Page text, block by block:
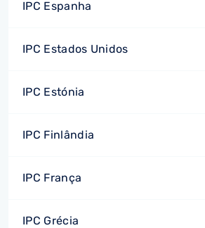
IPC Espanha
IPC Estados Unidos
IPC Estónia
IPC Finlândia
IPC França
IPC Grécia